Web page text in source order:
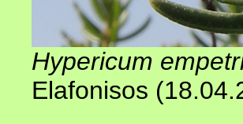
Hypericum
Elafonisos